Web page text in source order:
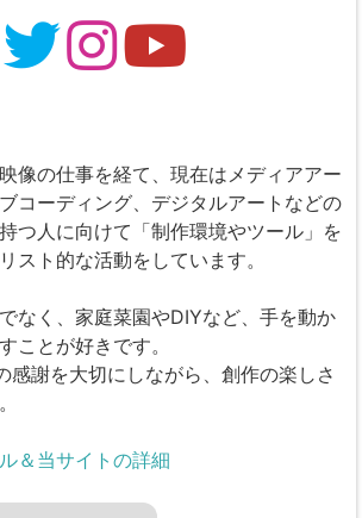
像の仕事を経て、現在はメディアアー
コーディング、デジタルアートなどの
つ人に向けて「制作環境やツール」を
スト的な活動をしています。
なく、家庭菜園やDIYなど、手を動か
ことが好きです。
感謝を大切にしながら、創作の楽しさ
＆当サイトの詳細